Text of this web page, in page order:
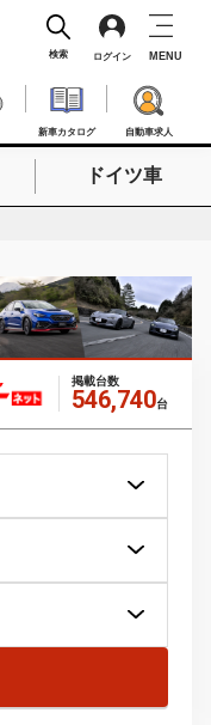
新車カタログ 自動車求人
検索 ログイン MENU
ドイツ車
掲載台数
546,740台